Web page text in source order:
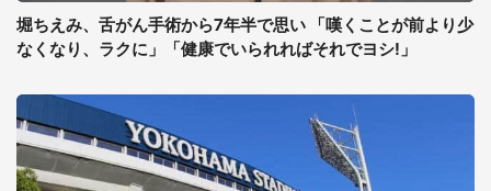
堀ちえみ、舌がん手術から7年半で思い 「嘆くことが前より少
なくなり、ラクに」「健康でいられればそれでヨシ!」